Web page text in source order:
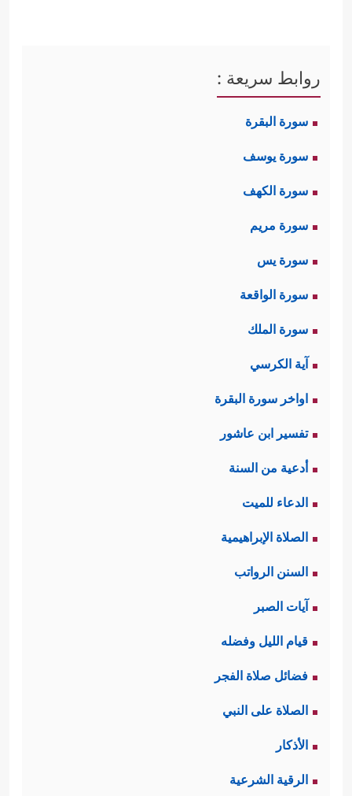
روابط سريعة :
سورة البقرة
سورة يوسف
سورة الكهف
سورة مريم
سورة يس
سورة الواقعة
سورة الملك
آية الكرسي
اواخر سورة البقرة
تفسير ابن عاشور
أدعية من السنة
الدعاء للميت
الصلاة الإبراهيمية
السنن الرواتب
آيات الصبر
قيام الليل وفضله
فضائل صلاة الفجر
الصلاة على النبي
الأذكار
الرقية الشرعية